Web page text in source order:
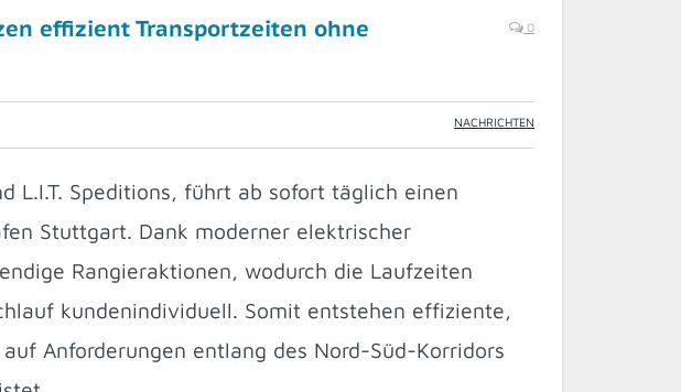
effizient Transportzeiten ohne
0
NACHRICHTEN
L.I.T. Speditions, führt ab sofort täglich einen
Stuttgart. Dank moderner elektrischer
Rangieraktionen, wodurch die Laufzeiten
kundenindividuell. Somit entstehen effiziente,
Anforderungen entlang des Nord-Süd-Korridors